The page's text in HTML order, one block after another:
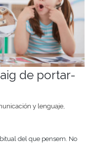
de portar-
y lenguaje
del que pensem. No